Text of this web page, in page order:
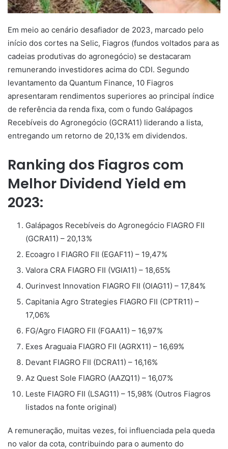
Em meio ao cenário desafiador de 2023, marcado pelo
início dos cortes na Selic, Fiagros (fundos voltados para as
cadeias produtivas do agronegócio) se destacaram
remunerando investidores acima do CDI. Segundo
levantamento da Quantum Finance, 10 Fiagros
apresentaram rendimentos superiores ao principal índice
de referência da renda fixa, com o fundo Galápagos
Recebíveis do Agronegócio (GCRA11) liderando a lista,
entregando um retorno de 20,13% em dividendos.
Ranking dos Fiagros com
Melhor Dividend Yield em
2023:
Galápagos Recebíveis do Agronegócio FIAGRO FII
(GCRA11) – 20,13%
Ecoagro I FIAGRO FII (EGAF11) – 19,47%
Valora CRA FIAGRO FII (VGIA11) – 18,65%
Ourinvest Innovation FIAGRO FII (OIAG11) – 17,84%
Capitania Agro Strategies FIAGRO FII (CPTR11) –
17,06%
FG/Agro FIAGRO FII (FGAA11) – 16,97%
Exes Araguaia FIAGRO FII (AGRX11) – 16,69%
Devant FIAGRO FII (DCRA11) – 16,16%
Az Quest Sole FIAGRO (AAZQ11) – 16,07%
Leste FIAGRO FII (LSAG11) – 15,98% (Outros Fiagros
listados na fonte original)
A remuneração, muitas vezes, foi influenciada pela queda
no valor da cota, contribuindo para o aumento do